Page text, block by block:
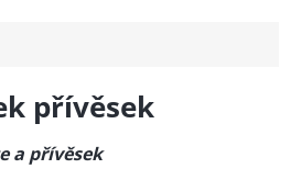
přívěsek
a přívěsek